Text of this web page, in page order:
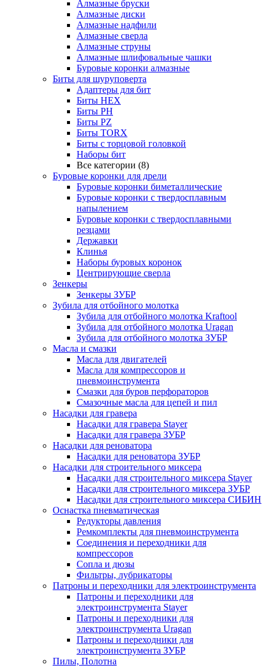
Алмазные бруски
Алмазные диски
Алмазные надфили
Алмазные сверла
Алмазные струны
Алмазные шлифовальные чашки
Буровые коронки алмазные
Биты для шуруповерта
Адаптеры для бит
Биты HEX
Биты PH
Биты PZ
Биты TORX
Биты с торцовой головкой
Наборы бит
Все категории (8)
Буровые коронки для дрели
Буровые коронки биметаллические
Буровые коронки с твердосплавным
напылением
Буровые коронки с твердосплавными
резцами
Державки
Клинья
Наборы буровых коронок
Центрирующие сверла
Зенкеры
Зенкеры ЗУБР
Зубила для отбойного молотка
Зубила для отбойного молотка Kraftool
Зубила для отбойного молотка Uragan
Зубила для отбойного молотка ЗУБР
Масла и смазки
Масла для двигателей
Масла для компрессоров и
пневмоинструмента
Смазки для буров перфораторов
Смазочные масла для цепей и пил
Насадки для гравера
Насадки для гравера Stayer
Насадки для гравера ЗУБР
Насадки для реноватора
Насадки для реноватора ЗУБР
Насадки для строительного миксера
Насадки для строительного миксера Stayer
Насадки для строительного миксера ЗУБР
Насадки для строительного миксера СИБИН
Оснастка пневматическая
Редукторы давления
Ремкомплекты для пневмоинструмента
Соединения и переходники для
компрессоров
Сопла и дюзы
Фильтры, лубрикаторы
Патроны и переходники для электроинструмента
Патроны и переходники для
электроинструмента Stayer
Патроны и переходники для
электроинструмента Uragan
Патроны и переходники для
электроинструмента ЗУБР
Пилы, Полотна